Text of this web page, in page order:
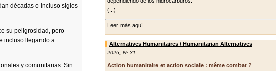
(...)
Leer más aquí.
Alternatives Humanitaires / Humanitarian Alternatives
2026, Nº 31
Action humanitaire et action sociale : même combat ?
décadas o incluso siglos
su peligrosidad, pero
incluso llegando a
y comunitarias. Sin